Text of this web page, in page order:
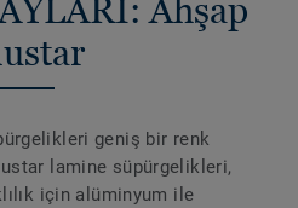
Ahşap
geniş bir renk
lamine süpürgelikleri,
için alüminyum ile